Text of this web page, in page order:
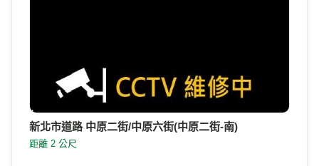
新北市道路 中原二街/中原六街(中原二街-南)
距離 2 公尺